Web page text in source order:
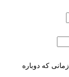
که دوباره